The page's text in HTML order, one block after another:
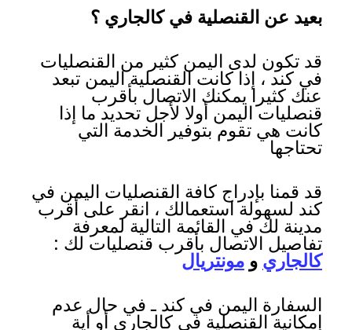
بعيد عن القنصلية في كالجاري ؟
قد تكون لدى اليمن كثير من القنصليات
في كند ، إذا كانت القنصلية اليمن تبعد
عنك كثيرا يمكنك الاتصال بأقرب
قنصليات اليمن أولا لأجل تحديد ما إذا
كانت هي تقوم بتوفير الخدمة التي
تحتاجها
قد قمنا بإدراج كافة القنصليات اليمن في
كند لسهولة استعمالك ، انقر على أقرب
مدينة لك في القائمة التالية لمعرفة
تفاصيل الاتصال بأقرب قنصليات لك :
كالجاري ومونتريال
السفارة اليمن في كند ـ في حال عدم
إمكانية القنصلية في كالجاري أو أية